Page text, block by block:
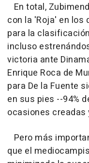
En total,
con la 'Roja' en los
para la
incluso
victoria ante
Enrique Roca de
para De la Fuente
en sus pies --94%
ocasiones creadas
Pero más
que el